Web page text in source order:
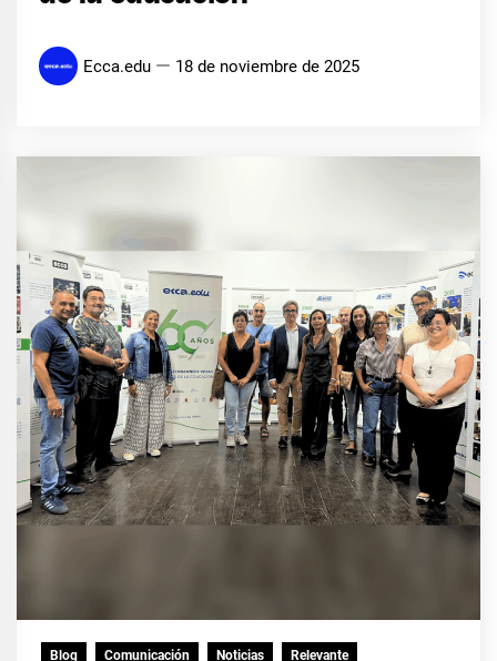
Ecca.edu 18 de noviembre de 2025
Blog Comunicación Noticias Relevante